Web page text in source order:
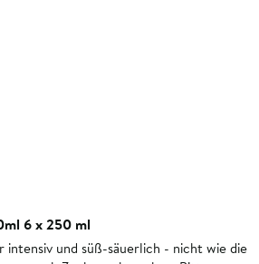
6 x 250 ml
intensiv und süß-säuerlich - nicht wie die